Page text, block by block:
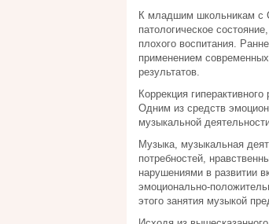
К младшим школьникам с
патологическое
плохого воспитания.
применением
результатов.
Коррекция
Одним из средств
музыкальной
Музыка, музыкальная
потребностей,
нарушениями в развитии
эмоционально-
этого занятия музыкой